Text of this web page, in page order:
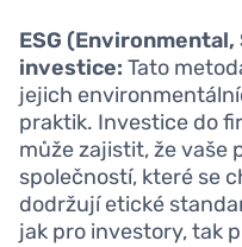
ESG
investice: Tato
jejich
praktik. Investice do
může zajistit, že vaše
společností, které se
dodržují etické
jak pro investory, tak